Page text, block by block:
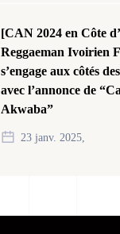
[CAN 2024 en Côte
Reggaeman Ivoirien
s’engage aux côtés
avec l’annonce de
Akwaba”
23 janv. 2025,